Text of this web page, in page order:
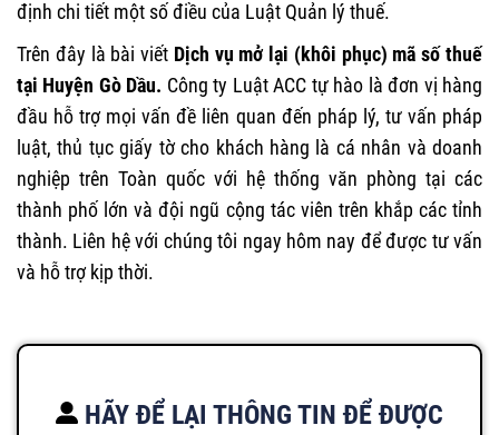
định chi tiết một số điều của Luật Quản lý thuế.
Trên đây là bài viết Dịch vụ mở lại (khôi phục) mã số thuế
tại Huyện Gò Dầu. Công ty Luật ACC tự hào là đơn vị hàng
đầu hỗ trợ mọi vấn đề liên quan đến pháp lý, tư vấn pháp
luật, thủ tục giấy tờ cho khách hàng là cá nhân và doanh
nghiệp trên Toàn quốc với hệ thống văn phòng tại các
thành phố lớn và đội ngũ cộng tác viên trên khắp các tỉnh
thành. Liên hệ với chúng tôi ngay hôm nay để được tư vấn
và hỗ trợ kịp thời.
HÃY ĐỂ LẠI THÔNG TIN ĐỂ ĐƯỢC